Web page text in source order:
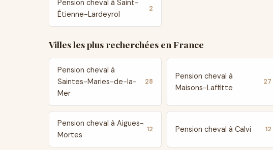
Pension cheval à Saint-
Étienne-Lardeyrol
2
Villes les plus recherchées en France
Pension cheval à
Saintes-Maries-de-la-
Mer
28
Pension cheval à
Maisons-Laffitte
27
Pension cheval à Aigues-
Mortes
12 Pension cheval à Calvi 12